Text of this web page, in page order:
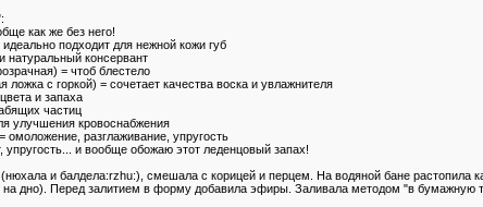
как же без него!
подходит для нежной кожи губ
консервант
= чтоб блестело
с горкой) = сочетает качества воска и увлажнителя
и запаха
частиц
улучшения кровоснабжения
омоложение, разглаживание, упругость
и вообще обожаю этот леденцовый запах!
и балдела:rzhu:), смешала с корицей и перцем. На водяной бане
на дно). Перед залитием в форму добавила эфиры. Заливала методом "в